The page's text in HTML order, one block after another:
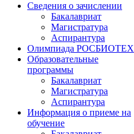
Сведения о зачислении
Бакалавриат
Магистратура
Аспирантура
Олимпиада РОСБИОТЕХ
Образовательные
программы
Бакалавриат
Магистратура
Аспирантура
Информация о приеме на
обучение